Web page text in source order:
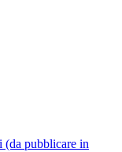
pubblicare in